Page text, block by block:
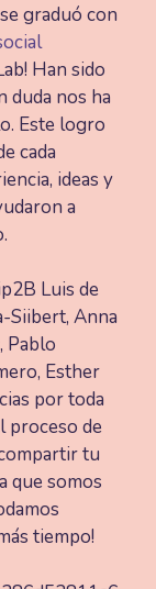
graduó con
Han sido
duda nos ha
Este logro
cada
ideas y
a
Luis de
Siibert, Anna
Pablo
Esther
por toda
proceso de
tu
que somos
tiempo!